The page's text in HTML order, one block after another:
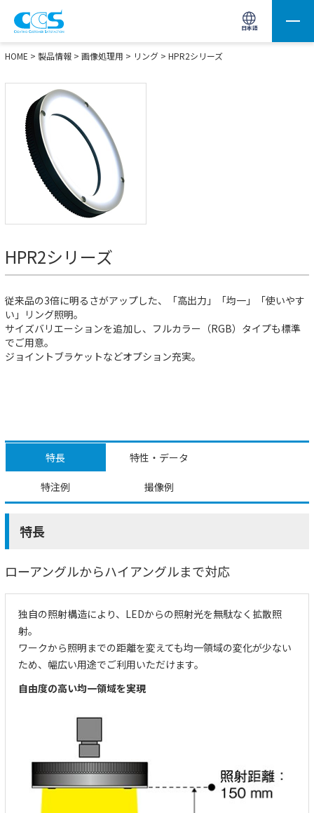
日本語
画像処理用の製品検索 サイト内検索(Enterで実行)
HOME > 製品情報 > 画像処理用 > リング > HPR2シリーズ
HPR2シリーズ
従来品の3倍に明るさがアップした、「高出力」「均一」「使いやす
い」リング照明。
サイズバリエーションを追加し、フルカラー（RGB）タイプも標準
でご用意。
ジョイントブラケットなどオプション充実。
特長 特性・データ
特注例 撮像例
特長
ローアングルからハイアングルまで対応
独自の照射構造により、LEDからの照射光を無駄なく拡散照
射。
ワークから照明までの距離を変えても均一領域の変化が少ない
ため、幅広い用途でご利用いただけます。
自由度の高い均一領域を実現